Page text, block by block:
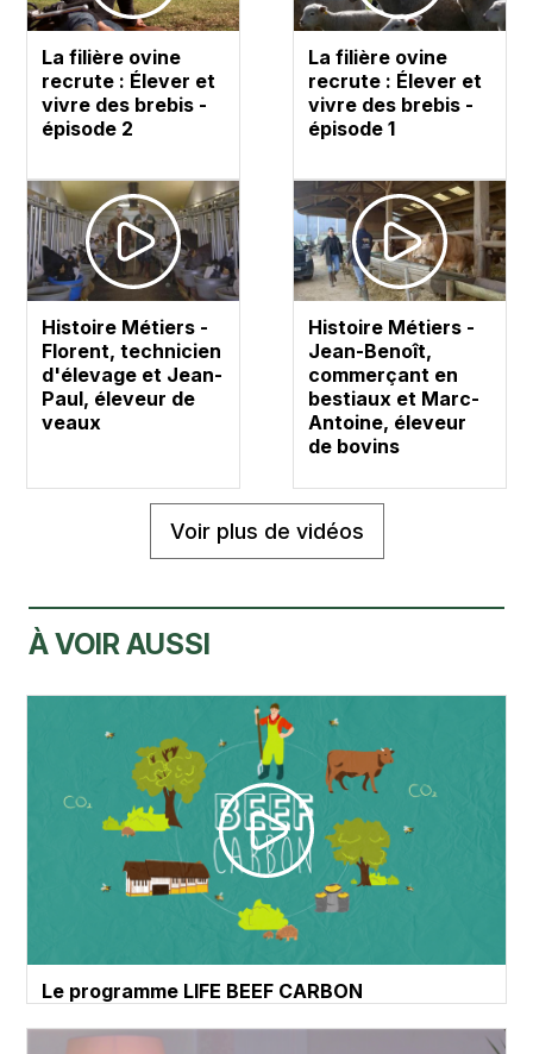
La filière ovine
recrute : Élever et
vivre des brebis -
épisode 2
La filière ovine
recrute : Élever et
vivre des brebis -
épisode 1
Histoire Métiers -
Florent, technicien
d'élevage et Jean-
Paul, éleveur de
veaux
Histoire Métiers -
Jean-Benoît,
commerçant en
bestiaux et Marc-
Antoine, éleveur
de bovins
Voir plus de vidéos
À VOIR AUSSI
Le programme LIFE BEEF CARBON